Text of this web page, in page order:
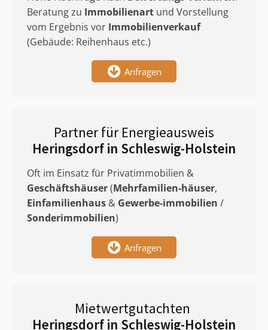
Beratung zu Immobilienart und Vorstellung
vom Ergebnis vor Immobilienverkauf
(Gebäude: Reihenhaus etc.)
Anfragen
Partner für Energieausweis
Heringsdorf in Schleswig-Holstein
Oft im Einsatz für Privatimmobilien &
Geschäftshäuser(Mehrfamilien-häuser,
Einfamilienhaus & Gewerbe-immobilien /
Sonderimmobilien)
Anfragen
Mietwertgutachten
Heringsdorf in Schleswig-Holstein